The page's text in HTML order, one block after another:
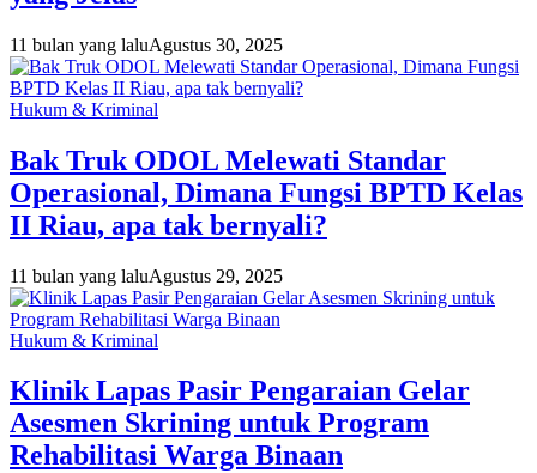
11 bulan yang laluAgustus 30, 2025
Hukum & Kriminal
Bak Truk ODOL Melewati Standar
Operasional, Dimana Fungsi BPTD Kelas
II Riau, apa tak bernyali?
11 bulan yang laluAgustus 29, 2025
Hukum & Kriminal
Klinik Lapas Pasir Pengaraian Gelar
Asesmen Skrining untuk Program
Rehabilitasi Warga Binaan